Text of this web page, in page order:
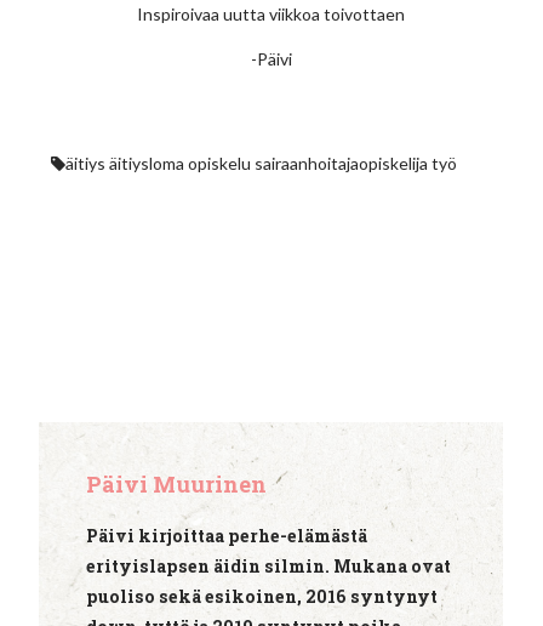
Inspiroivaa uutta viikkoa toivottaen
-Päivi
äitiys äitiysloma opiskelu sairaanhoitajaopiskelija työ
Päivi Muurinen
Päivi kirjoittaa perhe-elämästä
erityislapsen äidin silmin. Mukana ovat
puoliso sekä esikoinen, 2016 syntynyt